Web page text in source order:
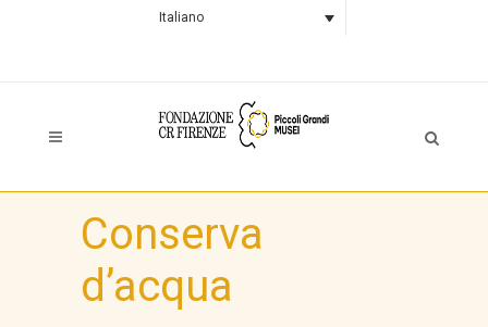
Italiano
Conserva
d’acqua